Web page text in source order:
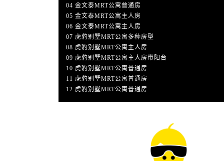
04 金文泰MRT公寓普通房
05 金文泰MRT公寓主人房
06 金文泰MRT公寓主人房
07 虎豹别墅MRT公寓多种房型
08 虎豹别墅MRT公寓主人房
09 虎豹别墅MRT公寓主人房带阳台
10 虎豹别墅MRT公寓普通房
11 虎豹别墅MRT公寓普通房
12 虎豹别墅MRT公寓普通房